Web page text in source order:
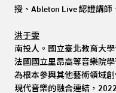
授、Ableton Live 認證講師
洪于雯
南投人。國立臺北教育大
法國國立里昂高等音樂院
為根本參與其他藝術領域
現代音樂的融合連結，